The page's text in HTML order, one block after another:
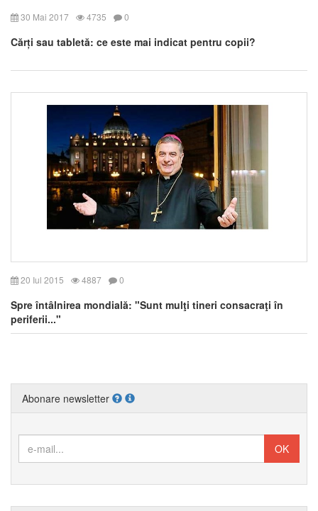
30 Mai 2017 4735 0
Cărți sau tabletă: ce este mai indicat pentru copii?
20 Iul 2015 4887 0
Spre întâlnirea mondială: "Sunt mulţi tineri consacraţi în
periferii..."
Abonare newsletter